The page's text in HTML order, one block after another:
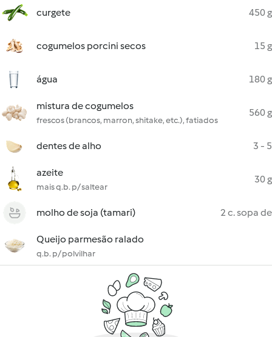
curgete 450 g
cogumelos porcini secos 15 g
água 180 g
mistura de cogumelos
frescos (brancos, marron, shitake, etc.), fatiados
560 g
dentes de alho 3 - 5
azeite
mais q.b. p/ saltear
30 g
molho de soja (tamari) 2 c. sopa de
Queijo parmesão ralado
q.b. p/ polvilhar